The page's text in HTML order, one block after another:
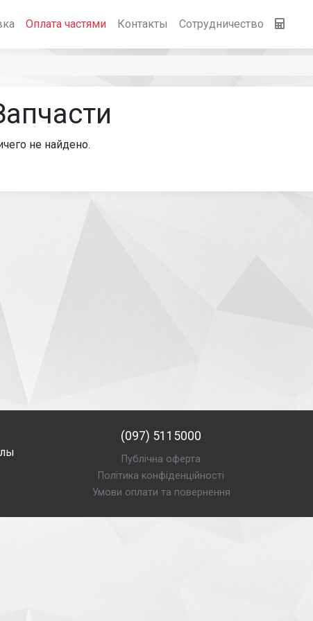
Оплата частями Контакты Сотрудничество
не найдено.
(097) 5115000
Публічна оферта
Політика конфіденційності
Умови оплати та повернення